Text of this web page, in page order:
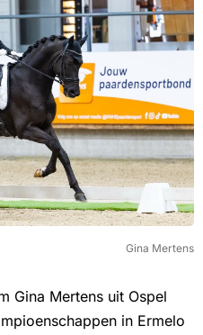
Gina Mertens
Gina Mertens uit Ospel
in Ermelo